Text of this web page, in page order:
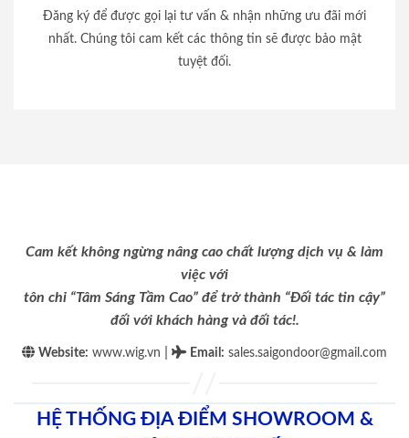
Đăng ký để được gọi lại tư vấn & nhận những ưu đãi mới
nhất. Chúng tôi cam kết các thông tin sẽ được bảo mật
tuyệt đối.
Cam kết không ngừng nâng cao chất lượng dịch vụ & làm
việc với
tôn chỉ “Tâm Sáng Tầm Cao” để trở thành “Đối tác tin cậy”
đối với khách hàng và đối tác!.
Website: www.wig.vn Email : sales.saigondoor@gmail.com
HỆ THỐNG ĐỊA ĐIỂM SHOWROOM &